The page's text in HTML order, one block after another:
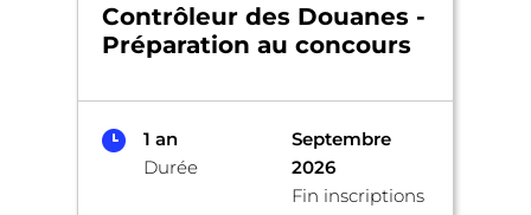
Contrôleur des Douanes -
Préparation au concours
1 an
Durée
Septembre
2026
Fin inscriptions